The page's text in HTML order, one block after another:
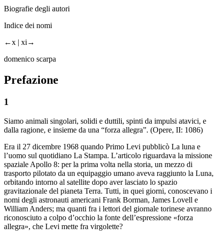
Biografie degli autori
Indice dei nomi
←x | xi→
domenico scarpa
Prefazione
1
Siamo animali singolari, solidi e duttili, spinti da impulsi atavici, e
dalla ragione, e insieme da una “forza allegra”. (Opere, II: 1086)
Era il 27 dicembre 1968 quando Primo Levi pubblicò La luna e
l’uomo sul quotidiano La Stampa. L’articolo riguardava la missione
spaziale Apollo 8: per la prima volta nella storia, un mezzo di
trasporto pilotato da un equipaggio umano aveva raggiunto la Luna,
orbitando intorno al satellite dopo aver lasciato lo spazio
gravitazionale del pianeta Terra. Tutti, in quei giorni, conoscevano i
nomi degli astronauti americani Frank Borman, James Lovell e
William Anders; ma quanti fra i lettori del giornale torinese avranno
riconosciuto a colpo d’occhio la fonte dell’espressione «forza
allegra», che Levi mette fra virgolette?